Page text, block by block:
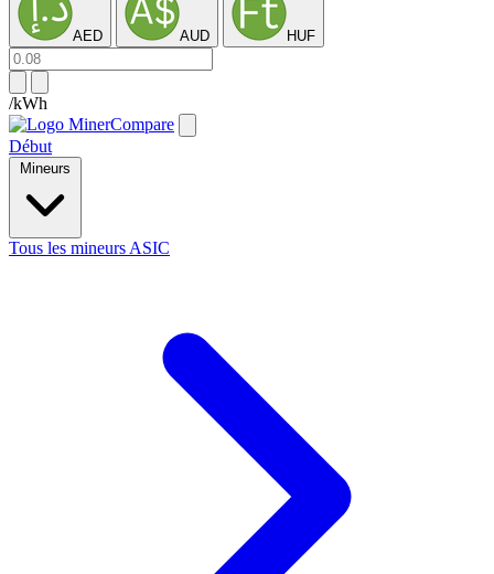
AED AUD HUF
/kWh
Début
Mineurs
Tous les mineurs ASIC